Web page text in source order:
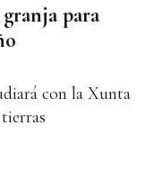
para
con la Xunta